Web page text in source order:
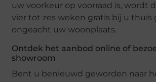
uw voorkeur op voorraad is, wordt
vier tot zes weken gratis bij u thuis
ongeacht uw woonplaats.
Ontdek het aanbod online of
showroom
Bent u benieuwd geworden naar